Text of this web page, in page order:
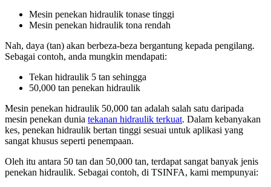
Mesin penekan hidraulik tonase tinggi
Mesin penekan hidraulik tona rendah
Nah, daya (tan) akan berbeza-beza bergantung kepada pengilang.
Sebagai contoh, anda mungkin mendapati:
Tekan hidraulik 5 tan sehingga
50,000 tan penekan hidraulik
Mesin penekan hidraulik 50,000 tan adalah salah satu daripada
mesin penekan dunia tekanan hidraulik terkuat. Dalam kebanyakan
kes, penekan hidraulik bertan tinggi sesuai untuk aplikasi yang
sangat khusus seperti penempaan.
Oleh itu antara 50 tan dan 50,000 tan, terdapat sangat banyak jenis
penekan hidraulik. Sebagai contoh, di TSINFA, kami mempunyai: